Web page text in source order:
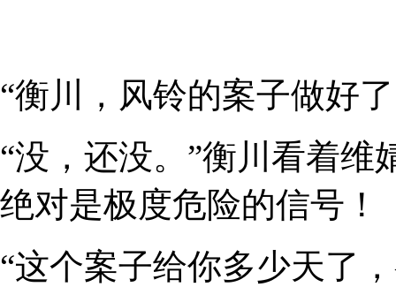
“衡川，风铃的案子做好
“没，还没。”衡川看着
绝对是极度危险的信号！
“这个案子给你多少天了